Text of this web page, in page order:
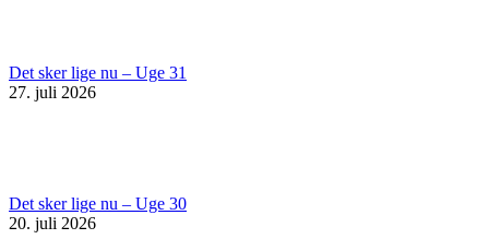
Det sker lige nu – Uge 31
27. juli 2026
Det sker lige nu – Uge 30
20. juli 2026